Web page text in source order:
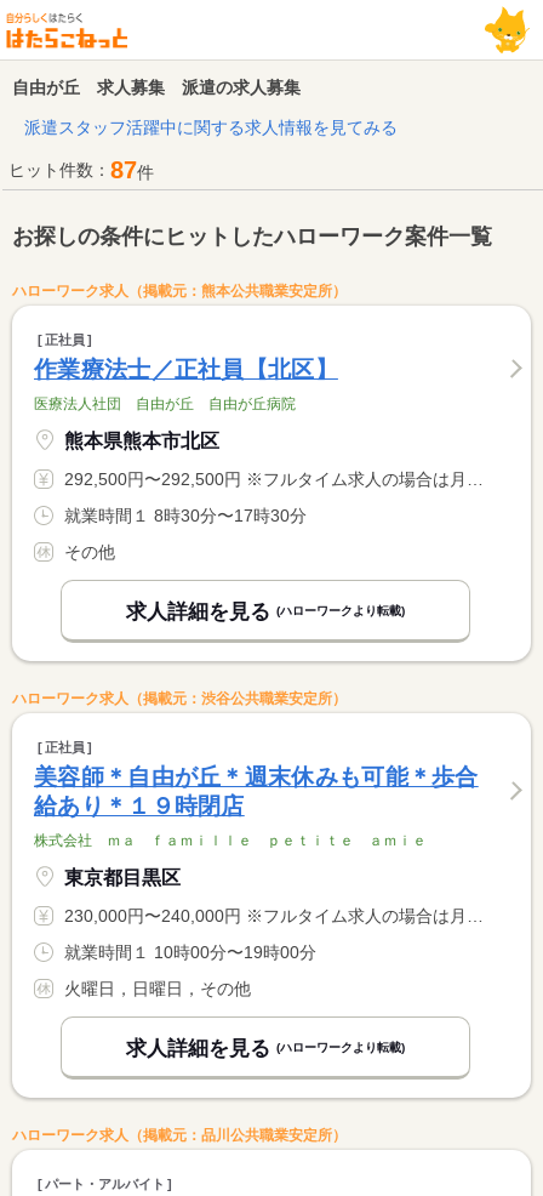
自由が丘 求人募集 派遣の求人募集
派遣スタッフ活躍中に関する求人情報を見てみる
ヒット件数： 87件
お探しの条件にヒットしたハローワーク案件一覧
ハローワーク求人（掲載元：熊本公共職業安定所）
正社員
作業療法士／正社員【北区】
医療法人社団 自由が丘 自由が丘病院
熊本県熊本市北区
292,500円〜292,500円 ※フルタイム求人の場合は月額（換算額）、パート求人の場合は時間額を表示しています。
就業時間１ 8時30分〜17時30分
その他
求人詳細を見る (ハローワークより転載)
ハローワーク求人（掲載元：渋谷公共職業安定所）
正社員
美容師＊自由が丘＊週末休みも可能＊歩合
給あり＊１９時閉店
株式会社 ｍａ ｆａｍｉｌｌｅ ｐｅｔｉｔｅ ａｍｉｅ
東京都目黒区
230,000円〜240,000円 ※フルタイム求人の場合は月額（換算額）、パート求人の場合は時間額を表示しています。
就業時間１ 10時00分〜19時00分
火曜日，日曜日，その他
求人詳細を見る (ハローワークより転載)
ハローワーク求人（掲載元：品川公共職業安定所）
パート・アルバイト